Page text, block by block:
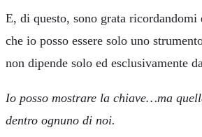
E, di questo, sono grata ricordandomi
che io posso essere solo uno
non dipende solo ed esclusivamente
Io posso mostrare la chiave…ma
dentro ognuno di noi.